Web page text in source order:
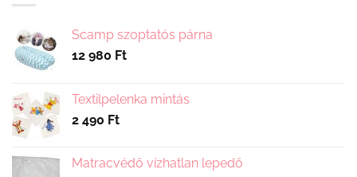
Scamp szoptatós párna
12 980 Ft
Textilpelenka mintás
2 490 Ft
Matracvédő vízhatlan lepedő